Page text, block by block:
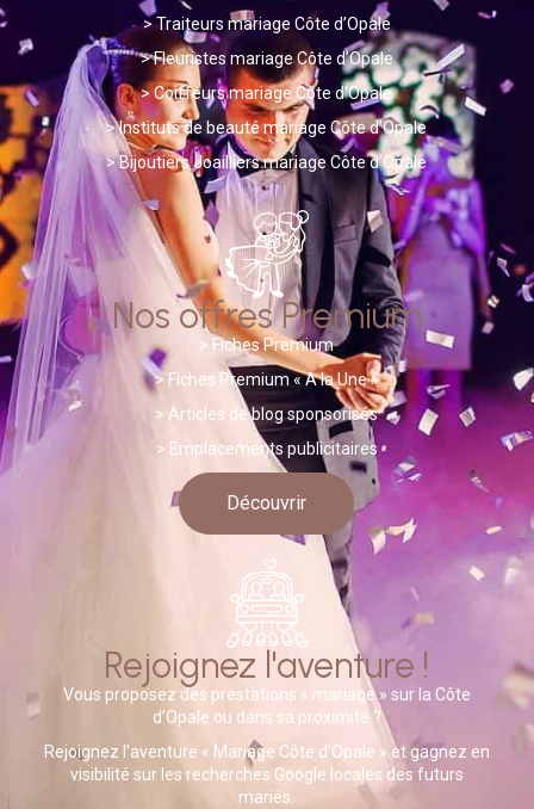
>Traiteurs mariage Côte d’Opale
>Fleuristes mariage Côte d’Opale
>Coiffeurs mariage Côte d’Opale
>Instituts de beauté mariage Côte d’Opale
>Bijoutiers Joailliers mariage Côte d’Opale
Nos offres Premium
> Fiches Premium
> Fiches Premium « A la Une »
>Articles de blog sponsorisés
> Emplacements publicitaires
Découvrir
Rejoignez l'aventure !
Vous proposez des prestations « mariage » sur la Côte
d’Opale ou dans sa proximité ?
Rejoignez l’aventure « Mariage Côte d’Opale » et gagnez en
visibilité sur les recherches Google locales des futurs
mariés.